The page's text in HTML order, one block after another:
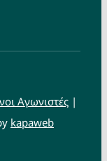
Αγωνιστές|
kapaweb